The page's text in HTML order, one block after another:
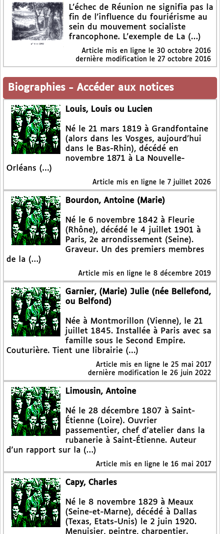
L’échec de Réunion ne signifia pas la
fin de l’influence du fouriérisme au
sein du mouvement socialiste
francophone. L’exemple de La (…)
Article mis en ligne le 30 octobre 2016
dernière modification le 27 octobre 2016
Biographies - Accéder aux notices
Louis, Louis ou Lucien
Né le 21 mars 1819 à Grandfontaine
(alors dans les Vosges, aujourd’hui
dans le Bas-Rhin), décédé en
novembre 1871 à La Nouvelle-
Orléans (…)
Article mis en ligne le 7 juillet 2026
Bourdon, Antoine (Marie)
Né le 6 novembre 1842 à Fleurie
(Rhône), décédé le 4 juillet 1901 à
Paris, 2e arrondissement (Seine).
Graveur. Un des premiers membres
de la (…)
Article mis en ligne le 8 décembre 2019
Garnier, (Marie) Julie (née Bellefond,
ou Belfond)
Née à Montmorillon (Vienne), le 21
juillet 1845. Installée à Paris avec sa
famille sous le Second Empire.
Couturière. Tient une librairie (…)
Article mis en ligne le 25 mai 2017
dernière modification le 26 juin 2022
Limousin, Antoine
Né le 28 décembre 1807 à Saint-
Étienne (Loire). Ouvrier
passementier, chef d’atelier dans la
rubanerie à Saint-Étienne. Auteur
d’un rapport sur la (…)
Article mis en ligne le 16 mai 2017
Capy, Charles
Né le 8 novembre 1829 à Meaux
(Seine-et-Marne), décédé à Dallas
(Texas, Etats-Unis) le 2 juin 1920.
Menuisier, peintre, charpentier.